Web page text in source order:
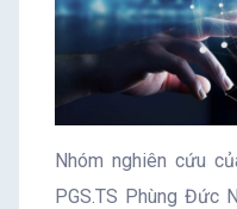
Nhóm nghiên cứu
PGS.TS Phùng Đức